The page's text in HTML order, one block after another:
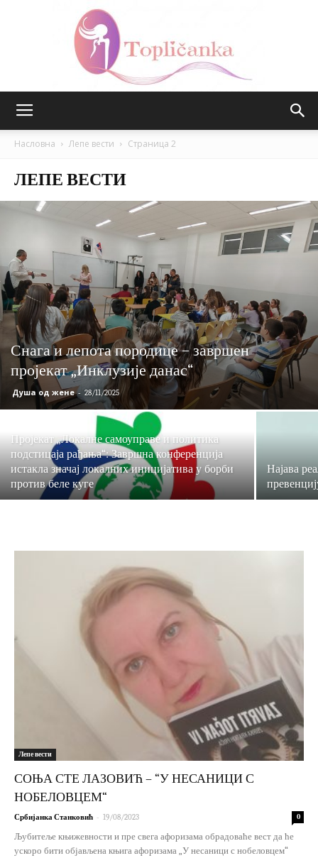
Насловна Лепе вести Страница 2
ЛЕПЕ ВЕСТИ
Снага и лепота породице – завршен
пројекат „Инклузије данас“
Душа од жене - 28/11/2025
Пројекат „Локалне самоуправе и политика
подстицаја рађања“: Завршна конференција
истакла значај локалних иницијатива у борби
против беле куге
Најава
Лепе вести
СОЊА СТЕ ЛАЗОВИЋ – “У НЕСАНИЦИ С
НОБЕЛОВЦЕМ“
Србијанка Станковић - 19/08/2023 0
Љубитеље књижевности и пре свега афоризама обрадоваће вест да ће
ускоро бити објављена књига афоризама „У несаници с нобеловцем“